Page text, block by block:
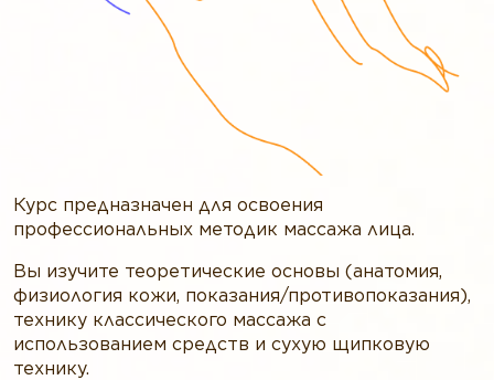
Курс предназначен для освоения
профессиональных методик массажа лица.
Вы изучите теоретические основы (анатомия,
физиология кожи, показания/противопоказания),
технику классического массажа с
использованием средств и сухую щипковую
технику.